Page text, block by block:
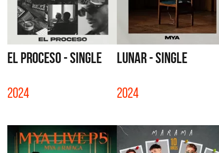
EL PROCESO - SINGLE
2024
LUNAR - SINGLE
2024